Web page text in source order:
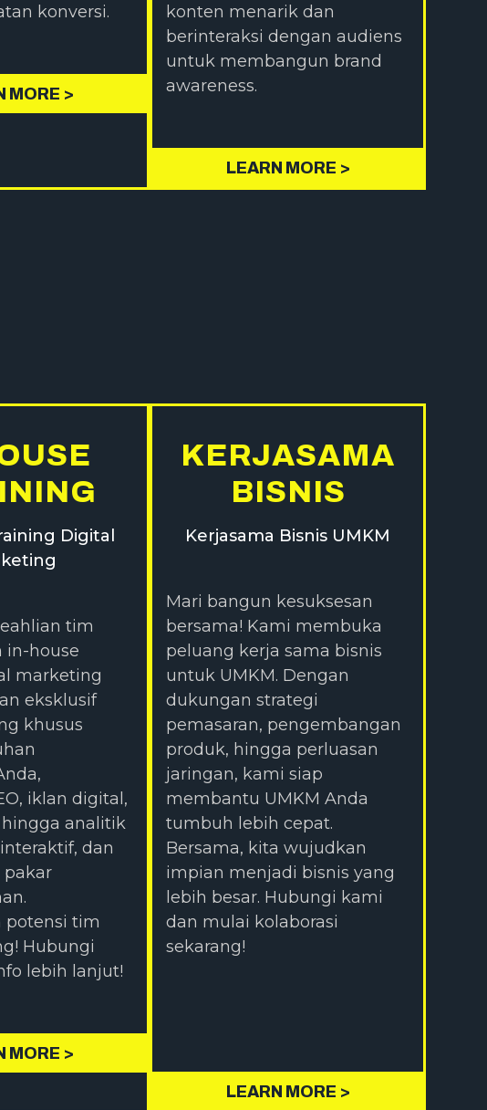
konversi.
MORE >
konten menarik dan
berinteraksi dengan audiens
untuk membangun brand
awareness.
LEARN MORE >
Digital
tim
in-house
marketing
eksklusif
khusus
iklan digital,
hingga analitik
dan
pakar
potensi tim
Hubungi
lebih lanjut!
MORE >
KERJASAMA
BISNIS
Kerjasama Bisnis UMKM
Mari bangun kesuksesan
bersama! Kami membuka
peluang kerja sama bisnis
untuk UMKM. Dengan
dukungan strategi
pemasaran, pengembangan
produk, hingga perluasan
jaringan, kami siap
membantu UMKM Anda
tumbuh lebih cepat.
Bersama, kita wujudkan
impian menjadi bisnis yang
lebih besar. Hubungi kami
dan mulai kolaborasi
sekarang!
LEARN MORE >